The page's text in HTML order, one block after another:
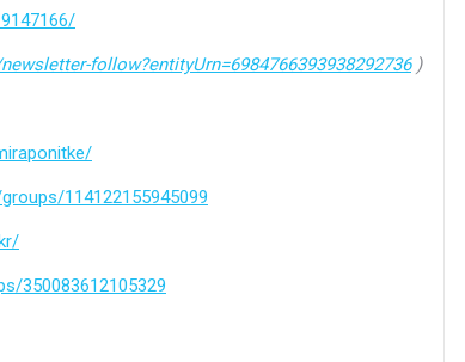
follow?entityUrn=6984766393938292736)
114122155945099
350083612105329